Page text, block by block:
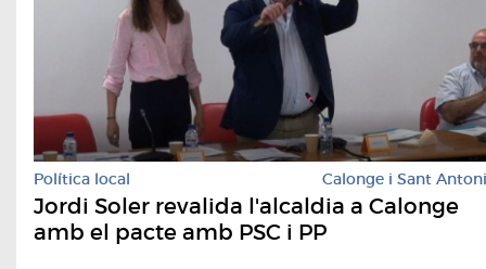
Política local Calonge i Sant Antoni
Jordi Soler revalida l'alcaldia a Calonge
amb el pacte amb PSC i PP